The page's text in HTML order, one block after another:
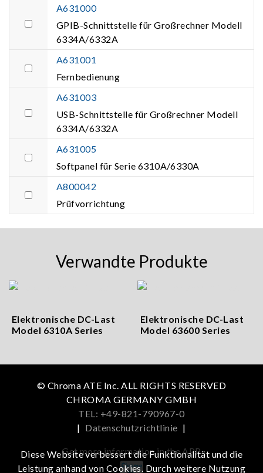
A631000
GPIB-Schnittstelle für Großrechner Modell
6334A/6332A
A631001
Fernbedienung
A631003
USB-Schnittstelle für Großrechner Modell
6334A/6332A
A631005
Softpanel für Serie 6310A/6330A
A800042
Prüfvorrichtung
Verwandte Produkte
Elektronische DC-Last
Model 6310A Series
Elektronische DC-Last
Model 63600 Series
© Chroma ATE Inc. ALL RIGHTS RESERVED
CHROMA GERMANY GMBH
TEL: +49-821-790967-0
| Datenschutzrichtlinie |
Get more information in the APP
Diese Website verbessert die Funktionalität und die
Leistung anhand von Cookies. Durch weitere Nutzung